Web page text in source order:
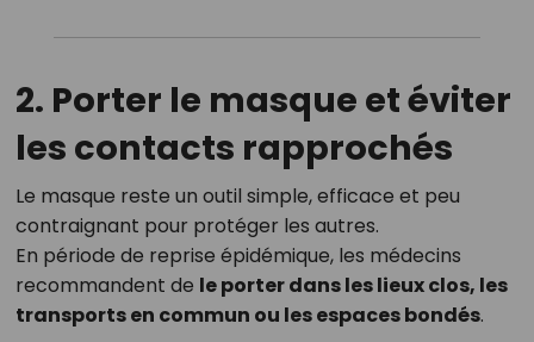
2. Porter le masque et éviter
les contacts rapprochés
Le masque reste un outil simple, efficace et peu
contraignant pour protéger les autres.
En période de reprise épidémique, les médecins
recommandent de le porter dans les lieux clos, les
transports en commun ou les espaces bondés.